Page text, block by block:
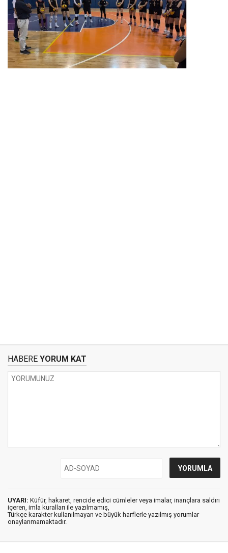
HABERE YORUM KAT
UYARI: Küfür, hakaret, rencide edici cümleler veya imalar, inançlara saldırı
içeren, imla kuralları ile yazılmamış,
Türkçe karakter kullanılmayan ve büyük harflerle yazılmış yorumlar
onaylanmamaktadır.